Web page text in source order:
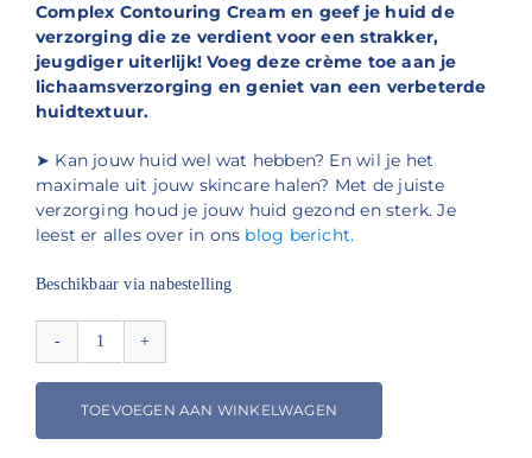
Complex Contouring Cream en geef je huid de
verzorging die ze verdient voor een strakker,
jeugdiger uiterlijk! Voeg deze crème toe aan je
lichaamsverzorging en geniet van een verbeterde
huidtextuur.
➤ Kan jouw huid wel wat hebben? En wil je het
maximale uit jouw skincare halen? Met de juiste
verzorging houd je jouw huid gezond en sterk. Je
leest er alles over in ons blog bericht.
Beschikbaar via nabestelling
Environ
Complex
TOEVOEGEN AAN WINKELWAGEN